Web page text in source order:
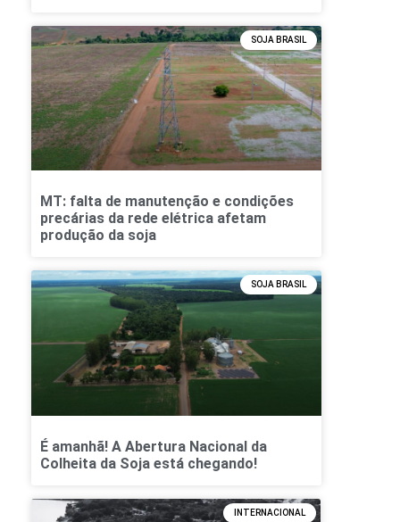
SOJA BRASIL
MT: falta de manutenção e condições
precárias da rede elétrica afetam
produção da soja
SOJA BRASIL
É amanhã! A Abertura Nacional da
Colheita da Soja está chegando!
INTERNACIONAL